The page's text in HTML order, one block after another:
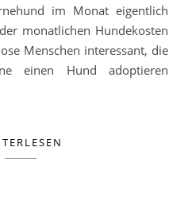
im Monat eigentlich
monatlichen Hundekosten
Menschen interessant, die
einen Hund adoptieren